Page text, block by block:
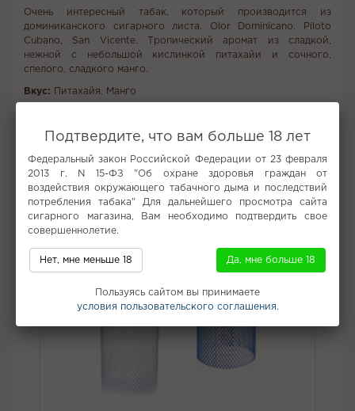
Очень интересный табак, который производится из
доминиканского сигарного листа. Olor Dominicano, Piloto
Cubano, San Vicente. Тропический аромат из сладкой,
нежной с небольшой кислинкой питахайи и сочного,
спелого, сладкого манго.
Вкус: Питахайя, Манго
Не забудьте купить
Подтвердите, что вам больше 18 лет
Федеральный закон Российской Федерации от 23 февраля
2013 г. N 15-ФЗ "Об охране здоровья граждан от
воздействия окружающего табачного дыма и последствий
потребления табака" Для дальнейшего просмотра сайта
сигарного магазина, Вам необходимо подтвердить свое
совершеннолетие.
Нет, мне меньше 18 Да, мне больше 18
Пользуясь сайтом вы принимаете
условия пользовательского соглашения.